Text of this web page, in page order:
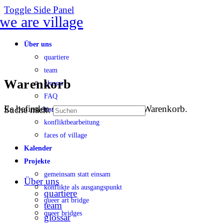
Toggle Side Panel
Über uns
quartiere
team
glossar
FAQ
transparenz
konfliktbearbeitung
faces of village
Kalender
Projekte
gemeinsam statt einsam
konflikte als ausgangspunkt
queer art bridge
queer bridges
Warenkorb
Es befinden sich keine Produkte im Warenkorb.
Suche nach:
Über uns
quartiere
team
glossar